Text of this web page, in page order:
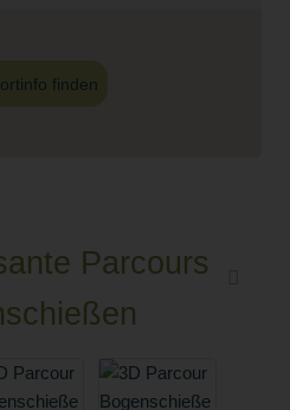
finden
Parcours